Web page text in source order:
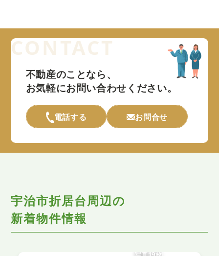
不動産のことなら、
お気軽にお問い合わせください。
電話する お問合せ
宇治市折居台周辺の
新着物件情報